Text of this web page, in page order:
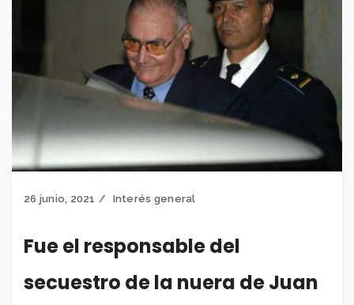
26 junio, 2021 Interés general
Fue el responsable del
secuestro de la nuera de Juan